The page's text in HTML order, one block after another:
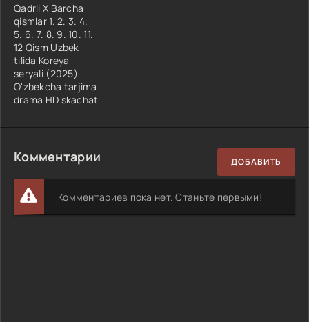
Qadrli X Barcha
qismlar 1. 2. 3. 4.
5. 6. 7. 8. 9. 10. 11.
12 Qism Uzbek
tilida Koreya
seryali (2025)
O'zbekcha tarjima
drama HD skachat
Комментарии ДОБАВИТЬ
Комментариев пока нет. Станьте первыми!